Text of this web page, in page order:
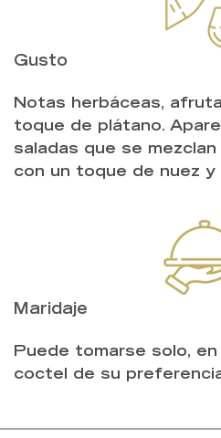
Gusto
Notas herbáceas,
toque de plátano.
saladas que se
con un toque de nuez y
Maridaje
Puede tomarse solo,
coctel de su